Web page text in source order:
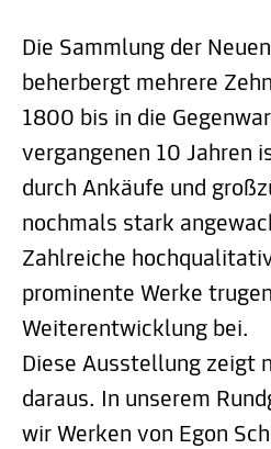
Die Sammlung der
beherbergt mehrere
1800 bis in die
vergangenen 10 Jahren
durch Ankäufe und
nochmals stark
Zahlreiche
prominente Werke
Weiterentwicklung bei.
Diese Ausstellung zeigt
daraus. In unserem
wir Werken von Egon